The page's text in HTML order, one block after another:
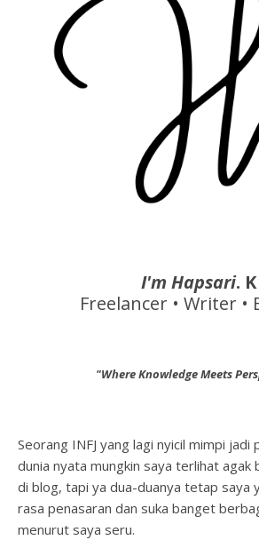
I'm Hapsari. K
Freelancer • Writer •
"Where Knowledge Meets
Seorang INFJ yang lagi nyicil mimpi jadi
dunia nyata mungkin saya terlihat agak
di blog, tapi ya dua-duanya tetap saya
rasa penasaran dan suka banget
menurut saya seru.